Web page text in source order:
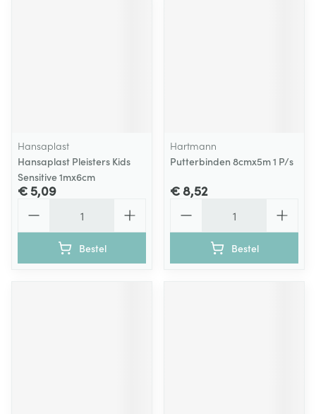
Hansaplast
Hansaplast Pleisters Kids
Sensitive 1mx6cm
€ 5,09
Bestel
Hartmann
Putterbinden 8cmx5m 1 P/s
€ 8,52
Bestel